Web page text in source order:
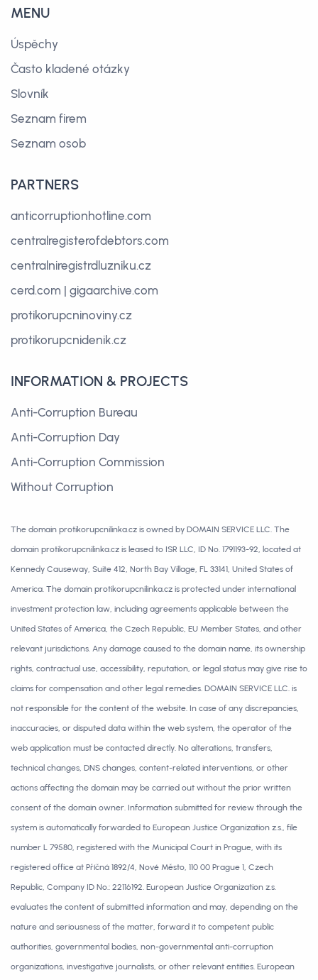
MENU
Úspěchy
Často kladené otázky
Slovník
Seznam firem
Seznam osob
PARTNERS
anticorruptionhotline.com
centralregisterofdebtors.com
centralniregistrdluzniku.cz
cerd.com | gigaarchive.com
protikorupcninoviny.cz
protikorupcnidenik.cz
INFORMATION & PROJECTS
Anti-Corruption Bureau
Anti-Corruption Day
Anti-Corruption Commission
Without Corruption
The domain protikorupcnilinka.cz is owned by DOMAIN SERVICE LLC. The
domain protikorupcnilinka.cz is leased to ISR LLC, ID No. 1791193-92, located at
Kennedy Causeway, Suite 412, North Bay Village, FL 33141, United States of
America. The domain protikorupcnilinka.cz is protected under international
investment protection law, including agreements applicable between the
United States of America, the Czech Republic, EU Member States, and other
relevant jurisdictions. Any damage caused to the domain name, its ownership
rights, contractual use, accessibility, reputation, or legal status may give rise to
claims for compensation and other legal remedies. DOMAIN SERVICE LLC. is
not responsible for the content of the website. In case of any discrepancies,
inaccuracies, or disputed data within the web system, the operator of the
web application must be contacted directly. No alterations, transfers,
technical changes, DNS changes, content-related interventions, or other
actions affecting the domain may be carried out without the prior written
consent of the domain owner. Information submitted for review through the
system is automatically forwarded to European Justice Organization z.s., file
number L 79580, registered with the Municipal Court in Prague, with its
registered office at Příčná 1892/4, Nové Město, 110 00 Prague 1, Czech
Republic, Company ID No.: 22116192. European Justice Organization z.s.
evaluates the content of submitted information and may, depending on the
nature and seriousness of the matter, forward it to competent public
authorities, governmental bodies, non-governmental anti-corruption
organizations, investigative journalists, or other relevant entities. European